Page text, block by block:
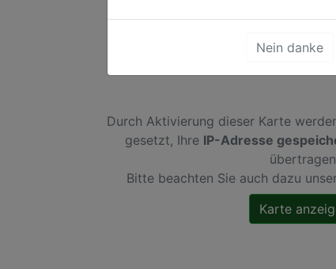
Durch Aktivierung dieser Karte
gesetzt, Ihre IP-Adresse
Bitte beachten Sie auch dazu
Nein danke